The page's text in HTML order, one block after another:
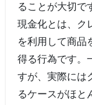
ることが大切で
現金化とは、ク
を利用して商品
得る行為です。
すが、実際には
るケースがほと